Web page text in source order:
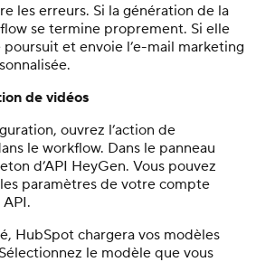
les erreurs. Si la génération de la
se termine proprement. Si elle
et envoie l’e-mail marketing
de vidéos
ouvrez l’action de
le workflow. Dans le panneau
d’API HeyGen. Vous pouvez
paramètres de votre compte
API.
HubSpot chargera vos modèles
le modèle que vous